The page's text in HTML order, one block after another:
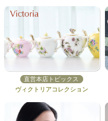
直営本店トピックス
ヴィクトリアコレクション